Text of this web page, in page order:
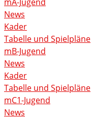
News
Kader
Tabelle und Spielpläne
mB-Jugend
News
Kader
Tabelle und Spielpläne
mC1-Jugend
News